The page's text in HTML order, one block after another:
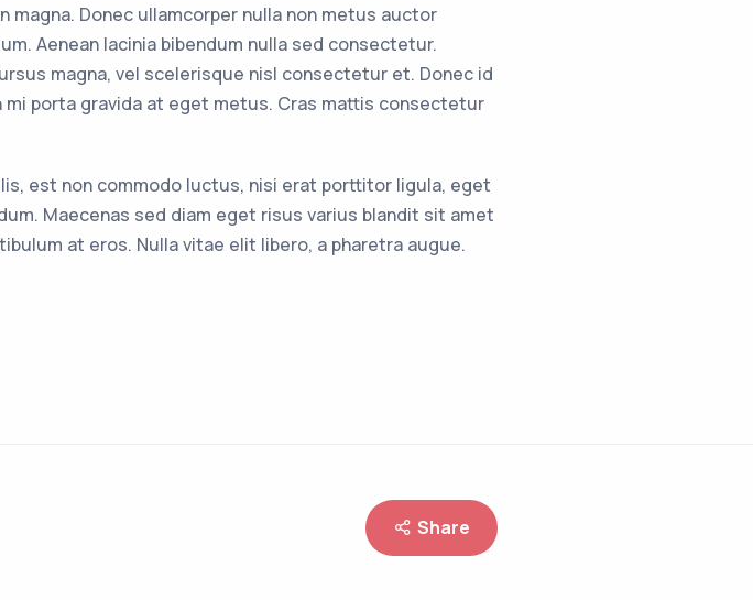
Donec ullamcorper nulla non metus auctor
Aenean lacinia bibendum nulla sed consectetur.
magna, vel scelerisque nisl consectetur et. Donec id
porta gravida at eget metus. Cras mattis consectetur
est non commodo luctus, nisi erat porttitor ligula, eget
Maecenas sed diam eget risus varius blandit sit amet
at eros. Nulla vitae elit libero, a pharetra augue.
Share